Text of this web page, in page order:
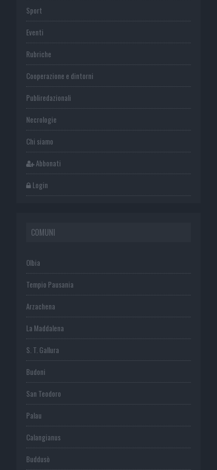
Sport
Eventi
Rubriche
Cooperazione e dintorni
Publiredazionali
Necrologie
Chi siamo
Abbonati
Login
COMUNI
Olbia
Tempio Pausania
Arzachena
La Maddalena
S. T. Gallura
Budoni
San Teodoro
Palau
Calangianus
Buddusò